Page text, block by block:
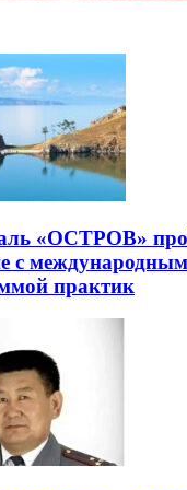
«ОСТРОВ»
с
практик